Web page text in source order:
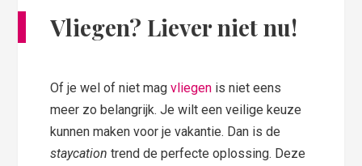
Vliegen? Liever niet nu!
Of je wel of niet magvliegen is niet eens
meer zo belangrijk. Je wilt een veilige keuze
kunnen maken voor je vakantie. Dan is de
staycation trend de perfecte oplossing. Deze